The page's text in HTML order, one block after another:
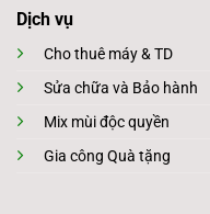
Dịch vụ
Cho thuê máy & TD
Sửa chữa và Bảo hành
Mix mùi độc quyền
Gia công Quà tặng